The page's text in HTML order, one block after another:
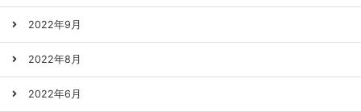
2022年9月
2022年8月
2022年6月